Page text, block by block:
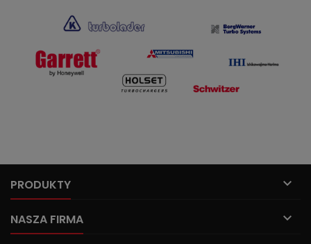
PRODUKTY 
NASZA FIRMA 